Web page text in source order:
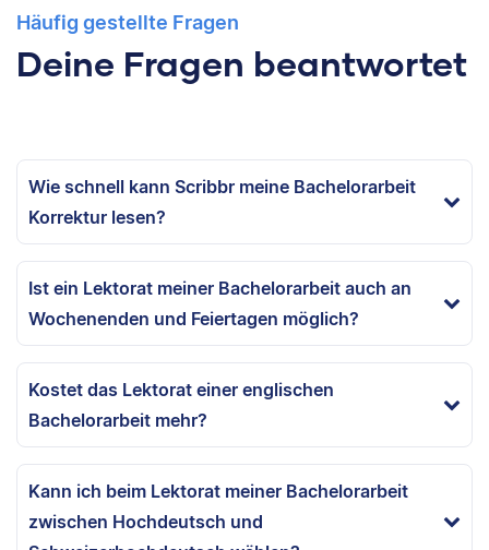
Häufig gestellte Fragen
Deine Fragen beantwortet
Wie schnell kann Scribbr meine Bachelorarbeit
Korrektur lesen?
Ist ein Lektorat meiner Bachelorarbeit auch an
Wochenenden und Feiertagen möglich?
Kostet das Lektorat einer englischen
Bachelorarbeit mehr?
Kann ich beim Lektorat meiner Bachelorarbeit
zwischen Hochdeutsch und